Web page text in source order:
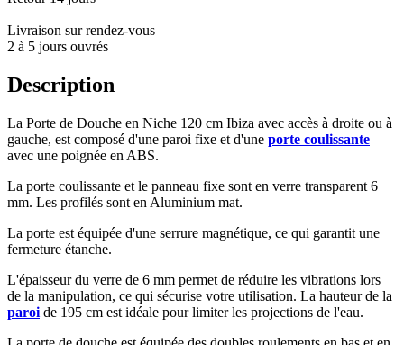
Livraison sur rendez-vous
2 à 5 jours ouvrés
Description
La Porte de Douche en Niche 120 cm Ibiza avec accès à droite ou à
gauche, est composé d'une paroi fixe et d'une porte coulissante
avec une poignée en ABS.
La porte coulissante et le panneau fixe sont en verre transparent 6
mm. Les profilés sont en Aluminium mat.
La porte est équipée d'une serrure magnétique, ce qui garantit une
fermeture étanche.
L'épaisseur du verre de 6 mm permet de réduire les vibrations lors
de la manipulation, ce qui sécurise votre utilisation. La hauteur de la
paroi de 195 cm est idéale pour limiter les projections de l'eau.